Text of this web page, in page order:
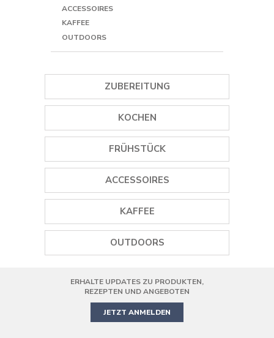
ACCESSOIRES
KAFFEE
OUTDOORS
ZUBEREITUNG
EISMASCHINEN
STABMIXER
MINI STANDMIXER
STANDMIXER
SMOOTHIE MAKER
HANDMIXER
PRÄZISIONS-KÜCHENMASCHINE
KOCHEN
GRILLS
PLANCHA GRILLS
DAMPFGARER
REISKOCHER
PIZZAOFEN
MINIBACKOFEN
FRÜHSTÜCK
TOASTER
SAFTPRESSEN
ACCESSOIRES
GEWÜRZMÜHLEN
KOCHGESCHIRR
KAFFEE
OUTDOORS
ERHALTE UPDATES ZU PRODUKTEN,
REZEPTEN UND ANGEBOTEN
JETZT ANMELDEN